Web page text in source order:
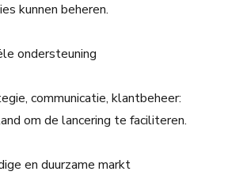
kunnen beheren.
ondersteuning
communicatie, klantbeheer:
om de lancering te faciliteren.
en duurzame markt